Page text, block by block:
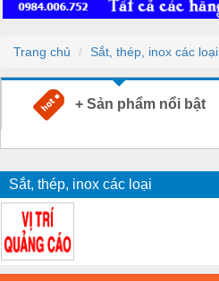
Trang chủ Sắt, thép, inox các loại
+ Sản phẩm nổi bật
Sắt, thép, inox các loại